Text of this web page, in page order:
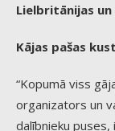
Lielbritānijas
Kājas pašas
“Kopumā viss
organizators un
dalībnieku puses,